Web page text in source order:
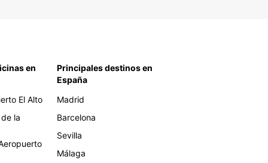
en
El Alto
la
Principales destinos en
España
Madrid
Barcelona
Sevilla
Málaga